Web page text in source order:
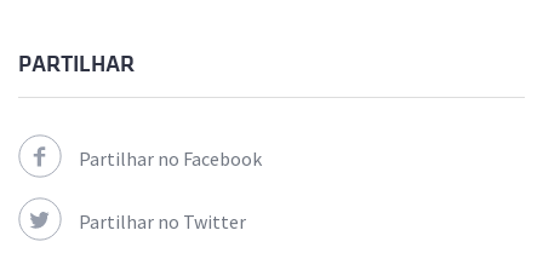
PARTILHAR
Partilhar no Facebook
Partilhar no Twitter